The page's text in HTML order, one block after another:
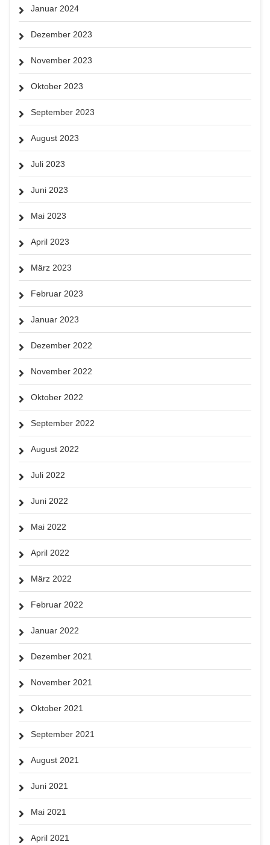
Januar 2024
Dezember 2023
November 2023
Oktober 2023
September 2023
August 2023
Juli 2023
Juni 2023
Mai 2023
April 2023
März 2023
Februar 2023
Januar 2023
Dezember 2022
November 2022
Oktober 2022
September 2022
August 2022
Juli 2022
Juni 2022
Mai 2022
April 2022
März 2022
Februar 2022
Januar 2022
Dezember 2021
November 2021
Oktober 2021
September 2021
August 2021
Juni 2021
Mai 2021
April 2021